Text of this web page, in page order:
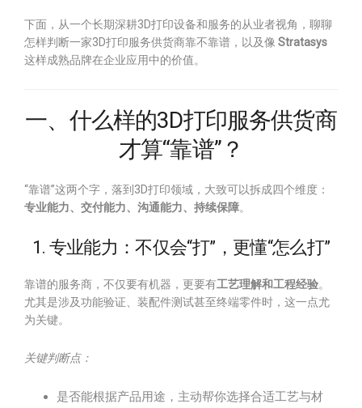
下面，从一个长期深耕3D打印设备和服务的从业者视角，聊聊
怎样判断一家3D打印服务供货商靠不靠谱，以及像 Stratasys
这样成熟品牌在企业应用中的价值。
一、什么样的3D打印服务供货商
才算“靠谱”？
“靠谱”这两个字，落到3D打印领域，大致可以拆成四个维度：
专业能力、交付能力、沟通能力、持续保障。
1. 专业能力：不仅会“打”，更懂“怎么打”
靠谱的服务商，不仅要有机器，更要有工艺理解和工程经验。
尤其是涉及功能验证、装配件测试甚至终端零件时，这一点尤
为关键。
关键判断点：
是否能根据产品用途，主动帮你选择合适工艺与材